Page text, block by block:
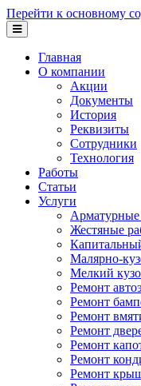
Перейти к основному
Главная
О компании
Акции
Документы
История
Реквизиты
Сотрудники
Технология
Работы
Статьи
Услуги
Жестяные
Малярно-
Мелкий
Ремонт
Ремонт
Ремонт
Ремонт
Ремонт
Ремонт
Ремонт